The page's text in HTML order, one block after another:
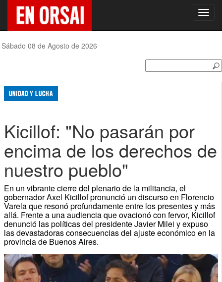
Sábado 08 de Agosto de 2026
UNIDAD Y LUCHA
Kicillof: "No pasarán por
encima de los derechos de
nuestro pueblo"
En un vibrante cierre del plenario de la militancia, el
gobernador Axel Kicillof pronunció un discurso en Florencio
Varela que resonó profundamente entre los presentes y más
allá. Frente a una audiencia que ovacionó con fervor, Kicillof
denunció las políticas del presidente Javier Milei y expuso
las devastadoras consecuencias del ajuste económico en la
provincia de Buenos Aires.